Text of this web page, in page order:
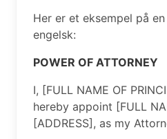
Her er et eksempel på
engelsk:
POWER OF ATTORNEY
I, [FULL NAME OF
hereby appoint [FULL
[ADDRESS], as my